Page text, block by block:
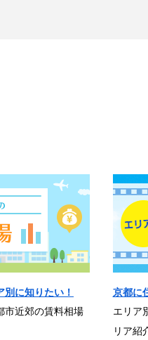
に知りたい！
市近郊の賃料相場
京都に
エリア
リア紹